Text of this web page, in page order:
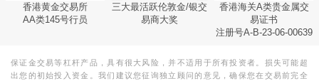
香港黄金交易所
AA类145号行员
三大最活跃伦敦金/银交
易商大奖
香港海关A类贵金属交
易证书
注册号A-B-23-06-00639
保证金交易等杠杆产品，具有很大风险，并不适用于所有投资者。损失可能超
出您的初始投入资金。我们建议您征询独立顾问的意见，确保您在交易前完全